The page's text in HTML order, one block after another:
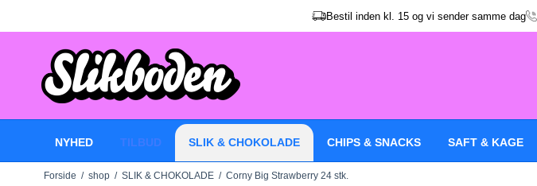
Bestil inden kl. 15 og vi sender samme dag
NYHED TILBUD SLIK & CHOKOLADE CHIPS & SNACKS SAFT & KAGE
Forside / shop / SLIK & CHOKOLADE / Corny Big Strawberry 24 stk.